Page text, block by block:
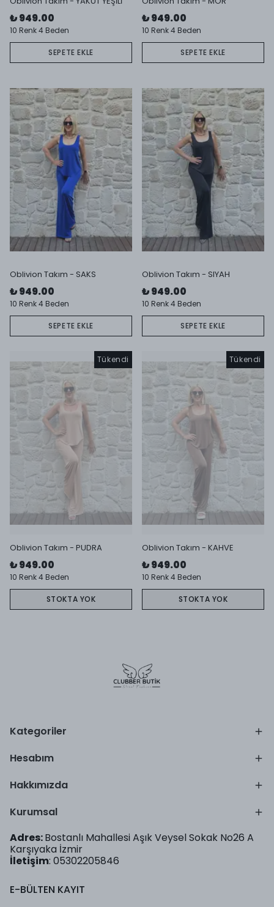
₺ 949.00
10 Renk 4 Beden
SEPETE EKLE
₺ 949.00
10 Renk 4 Beden
SEPETE EKLE
Oblivion Takım - SAKS
₺ 949.00
10 Renk 4 Beden
SEPETE EKLE
Oblivion Takım - SIYAH
₺ 949.00
10 Renk 4 Beden
SEPETE EKLE
Tükendi
Oblivion Takım - PUDRA
₺ 949.00
10 Renk 4 Beden
STOKTA YOK
Tükendi
Oblivion Takım - KAHVE
₺ 949.00
10 Renk 4 Beden
STOKTA YOK
Kategoriler
Hesabım
Hakkımızda
Kurumsal
Adres:Bostanlı Mahallesi Aşık Veysel Sokak No26 A
Karşıyaka İzmir
İletişim: 05302205846
E-BÜLTEN KAYIT